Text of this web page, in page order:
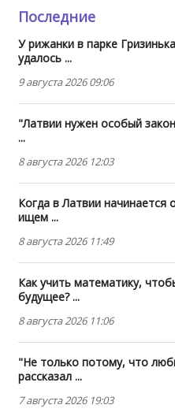
Последние
У рижанки в парке
удалось ...
9 августа 2026 09:06
"Латвии нужен особый
...
8 августа 2026 12:03
Когда в Латвии
ищем ...
8 августа 2026 11:49
Как учить математику,
будущее? ...
8 августа 2026 11:06
"Не только потому, что
рассказал ...
7 августа 2026 19:03